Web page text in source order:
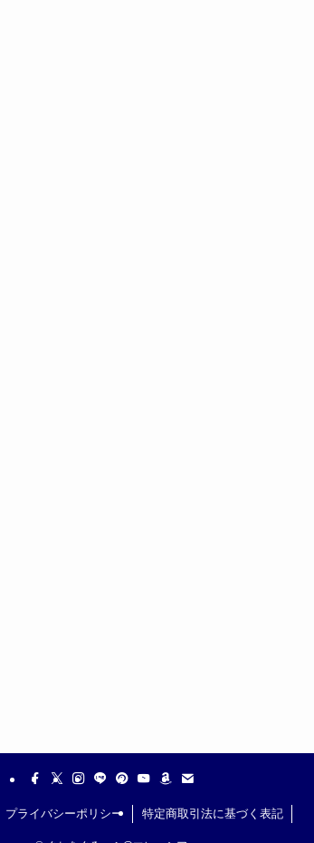
プライバシーポリシー 特定商取引法に基づく表記